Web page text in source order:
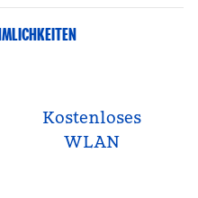
Kostenloses
WLAN